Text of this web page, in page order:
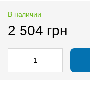
В наличии
2 504 грн